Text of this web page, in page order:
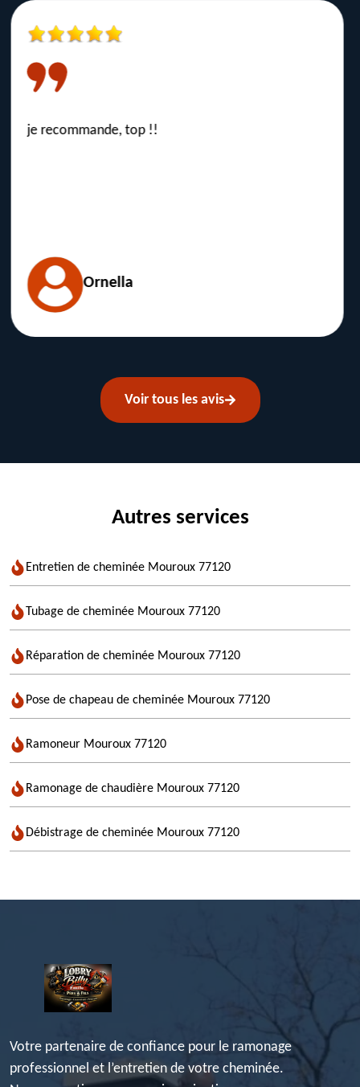
parfait
sandrine
Voir tous les avis
Autres services
Entretien de cheminée Mouroux 77120
Tubage de cheminée Mouroux 77120
Réparation de cheminée Mouroux 77120
Pose de chapeau de cheminée Mouroux 77120
Ramoneur Mouroux 77120
Ramonage de chaudière Mouroux 77120
Débistrage de cheminée Mouroux 77120
Votre partenaire de confiance pour le ramonage
professionnel et l’entretien de votre cheminée.